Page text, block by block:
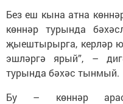
Без еш кына атна
көннәр турында
җыештырырга, керләр
эшләргә ярый”, –
турында бәхәс тынмый.
Бу – көннәр